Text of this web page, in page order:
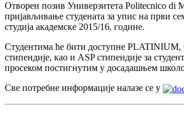
Отворен позив Универзитета Politecnico di
пријављивање студената за упис на први
студија академске 2015/16. године.
Студентима ће бити доступне
стипендије, као и ASP стипендије за
просеком постигнутим у досадашњем
Све потребне информације налазе се у